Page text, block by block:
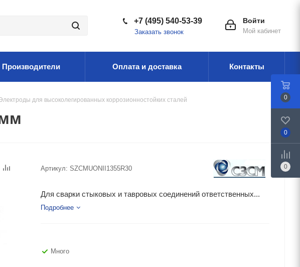
Войти
Мой кабинет
+7 (495) 540-53-39
Заказать звонок
Производители Оплата и доставка Контакты
для высоколегированных коррозионностойких сталей
Артикул: SZCMUONII1355R30
Для сварки стыковых и тавровых соединений ответственных...
Подробнее
Много
0
0
0